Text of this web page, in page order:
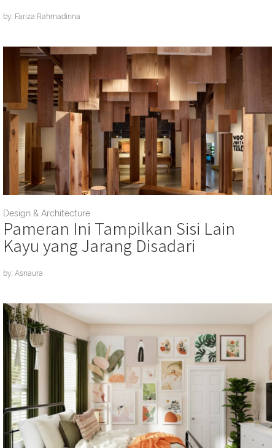
by: Fariza Rahmadinna
Design & Architecture
Pameran Ini Tampilkan Sisi Lain
Kayu yang Jarang Disadari
by: Asnaura